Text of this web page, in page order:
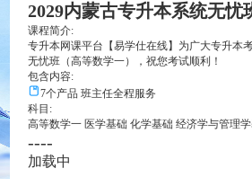
2029内蒙古专升本系统无忧
课程简介:
专升本网课平台【易学仕在线】为广大专升本
无忧班（高等数学一），祝您考试顺利！
包含内容:
7个产品 班主任全程服务
科目:
高等数学一 医学基础 化学基础 经济学与管理
----
加载中